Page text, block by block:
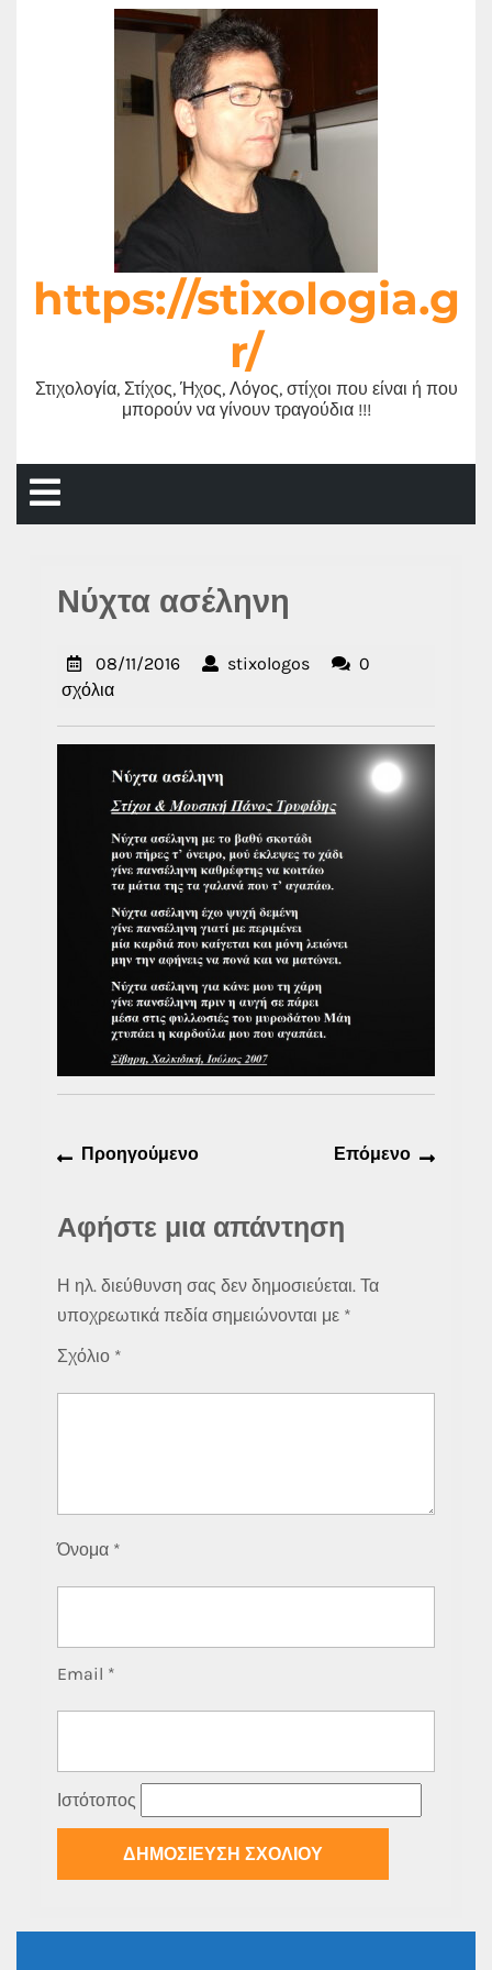
https://stixologia.g
r/
Στιχολογία, Στίχος, Ήχος, Λόγος, στίχοι που είναι ή που
μπορούν να γίνουν τραγούδια !!!
Άνοιγμα
Νύχτα ασέληνη
08/11/201608/11/2016stixologosstixologos
0
σχόλια
Πλοήγηση
άρθρων
ΠροηγούμενοΠροηγούμενο
Επόμενο
Αφήστε μια απάντηση
Η ηλ. διεύθυνση σας δεν δημοσιεύεται. Τα
υποχρεωτικά πεδία σημειώνονται με *
Σχόλιο *
Όνομα *
Email *
Ιστότοπος